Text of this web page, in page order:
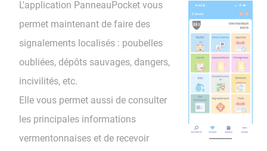
L'application PanneauPocket vous
permet maintenant de faire des
signalements localisés : poubelles
oubliées, dépôts sauvages, dangers,
incivilités, etc.
Elle vous permet aussi de consulter
les principales informations
vermentonnaises et de recevoir